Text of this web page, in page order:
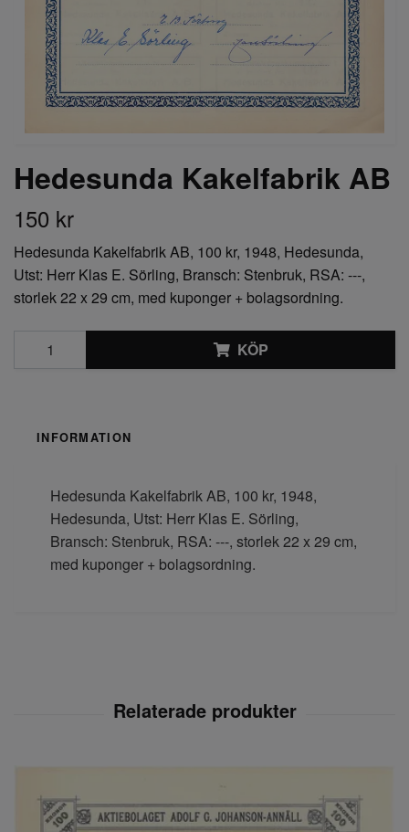
Hedesunda Kakelfabrik AB
150 kr
Hedesunda Kakelfabrik AB, 100 kr, 1948, Hedesunda,
Utst: Herr Klas E. Sörling, Bransch: Stenbruk, RSA: ---,
storlek 22 x 29 cm, med kuponger + bolagsordning.
KÖP
INFORMATION
Hedesunda Kakelfabrik AB, 100 kr, 1948,
Hedesunda, Utst: Herr Klas E. Sörling,
Bransch: Stenbruk, RSA: ---, storlek 22 x 29 cm,
med kuponger + bolagsordning.